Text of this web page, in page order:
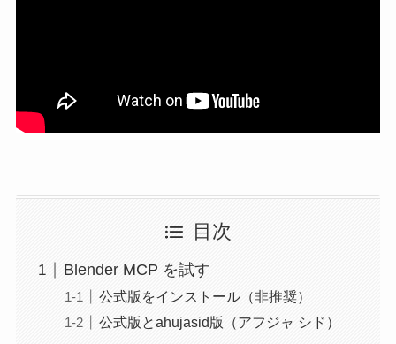
目次
Blender MCP を試す
公式版をインストール（非推奨）
公式版とahujasid版（アフジャ シド）